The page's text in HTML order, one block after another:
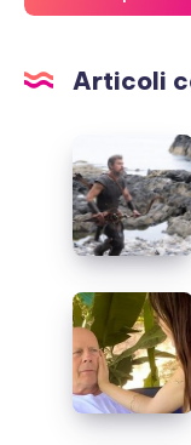
Articoli
di
Christopher
Nolan,
quante
inutili
polemiche
Bruce
Willis,
la
moglie:
rari